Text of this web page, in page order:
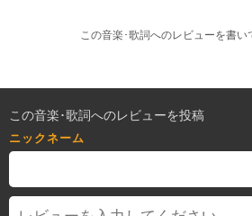
この音楽･歌詞へのレビューを書い
この音楽･歌詞へのレビューを投稿
ニックネーム